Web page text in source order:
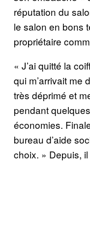
réputation du
le salon en bons
propriétaire
« J’ai quitté la
qui m’arrivait me
très déprimé et
pendant
économies.
bureau d’aide
choix. » Depuis,